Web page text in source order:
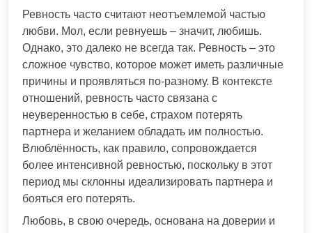
Ревность часто считают неотъемлемой частью
любви. Мол, если ревнуешь – значит, любишь.
Однако, это далеко не всегда так. Ревность – это
сложное чувство, которое может иметь различные
причины и проявляться по-разному. В контексте
отношений, ревность часто связана с
неуверенностью в себе, страхом потерять
партнера и желанием обладать им полностью.
Влюблённость, как правило, сопровождается
более интенсивной ревностью, поскольку в этот
период мы склонны идеализировать партнера и
бояться его потерять.
Любовь, в свою очередь, основана на доверии и